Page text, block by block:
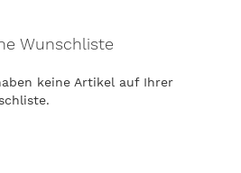
Wunschliste
keine Artikel auf Ihrer